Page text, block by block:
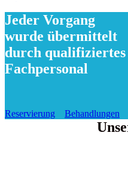
Jeder Vorgang
wurde übermittelt
durch qualifiziertes
Fachpersonal
Reservierung Behandlungen